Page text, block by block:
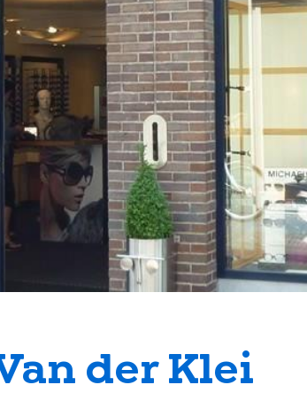
Enkhuizen und
Sehen
Was kann
Planen
Touristische
der Klei